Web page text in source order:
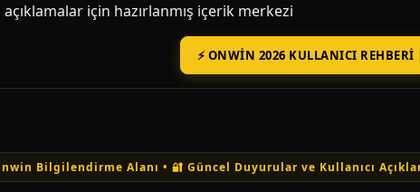
için hazırlanmış içerik merkezi
⚡ ONWIN 2026 KULLANICI
Bilgilendirme Alanı • 🔐 Güncel Duyurular ve Kullanıcı